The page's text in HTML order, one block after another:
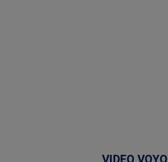
VIDEO VOYO